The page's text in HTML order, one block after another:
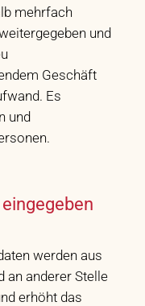
mehrfach
und
Geschäft
Es
und
werden aus
an anderer Stelle
erhöht das